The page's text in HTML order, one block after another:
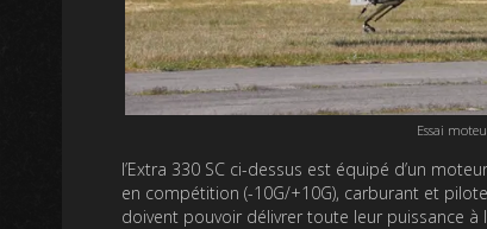
Essai
l’Extra 330 SC ci-dessus est équipé d’un
en compétition (-10G/+10G), carburant et
doivent pouvoir délivrer toute leur puissance